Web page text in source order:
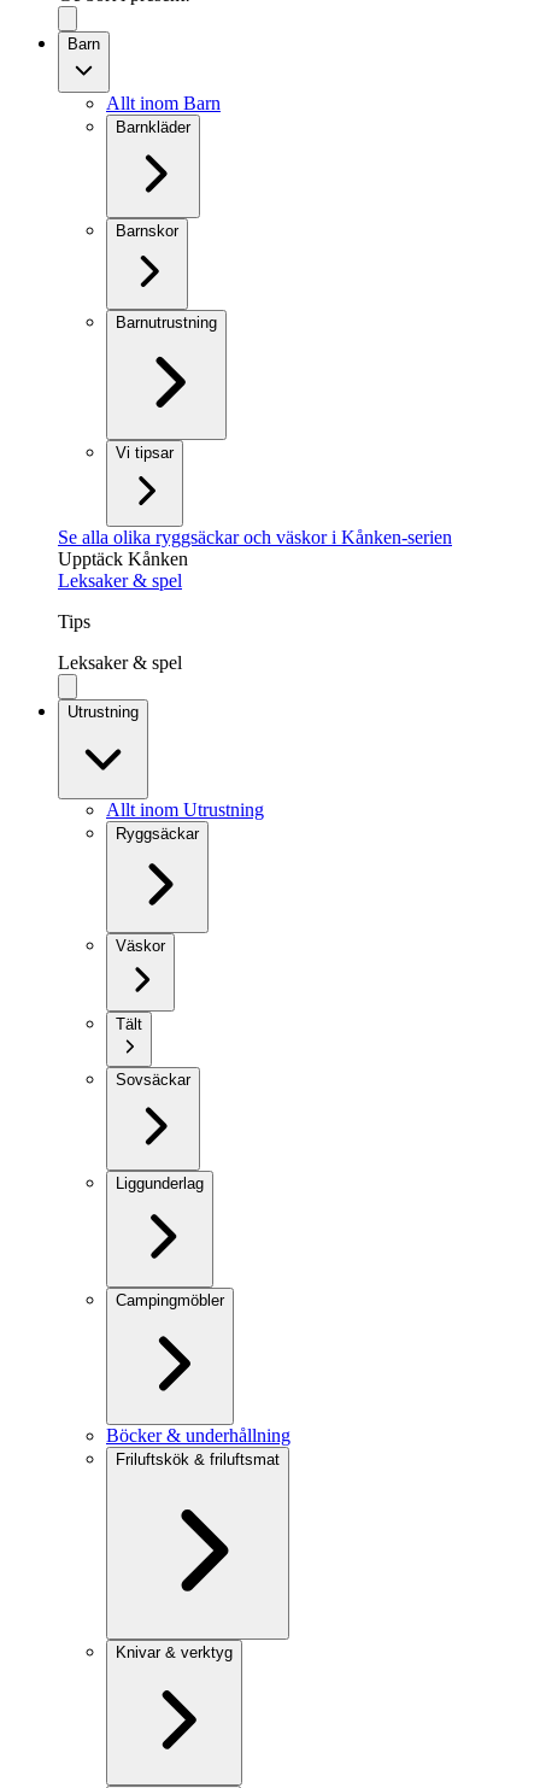
Barn
Allt inom Barn
Barnkläder
Barnskor
Barnutrustning
Vi tipsar
Se alla olika ryggsäckar och väskor i Kånken-serien
Upptäck Kånken
Leksaker & spel
Tips
Leksaker & spel
Utrustning
Allt inom Utrustning
Ryggsäckar
Väskor
Tält
Sovsäckar
Liggunderlag
Campingmöbler
Böcker & underhållning
Friluftskök & friluftsmat
Knivar & verktyg